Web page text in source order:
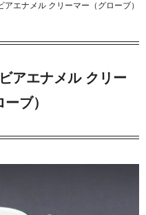
エナメル クリーマー（グローブ）
アエナメル クリー
ブ）